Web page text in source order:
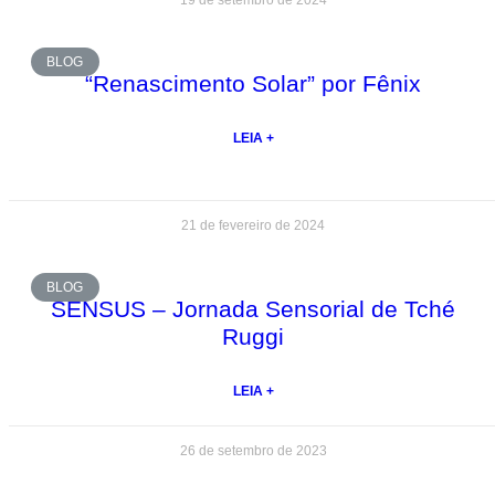
BLOG
“Renascimento Solar” por Fênix
LEIA +
21 de fevereiro de 2024
BLOG
SENSUS – Jornada Sensorial de Tché
Ruggi
LEIA +
26 de setembro de 2023